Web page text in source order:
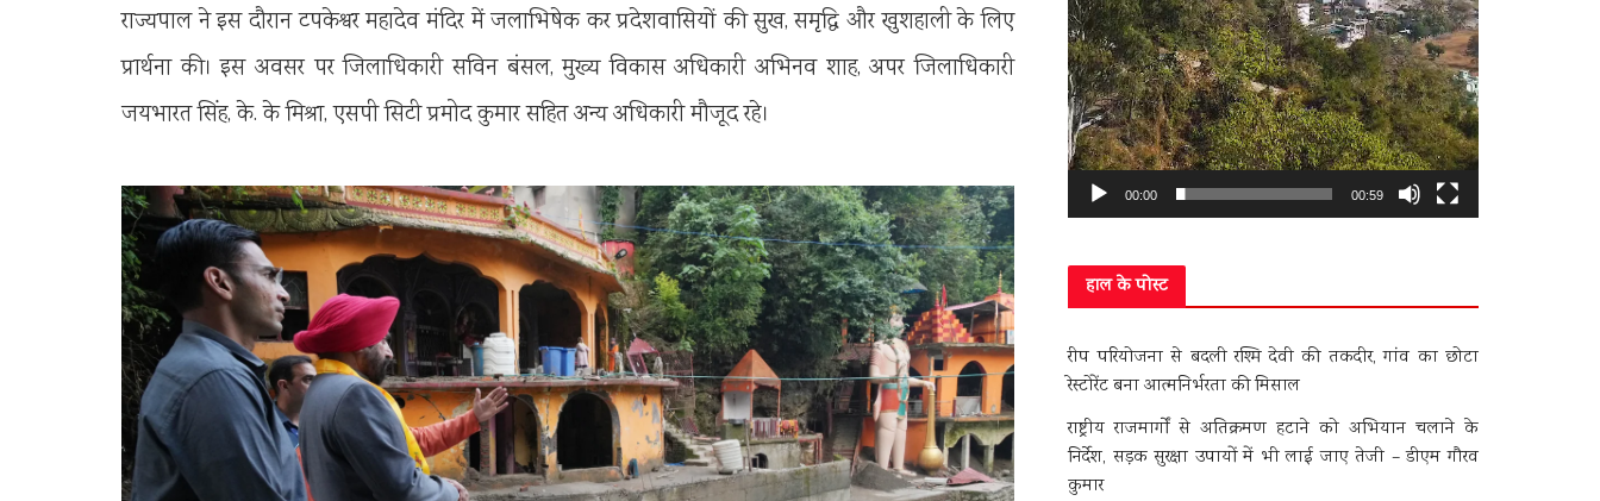
राज्यपाल ने इस दौरान टपकेश्वर महादेव मंदिर में जलाभिषेक कर प्रदेशवासियों की सुख, समृद्धि और खुशहाली के लिए
प्रार्थना की। इस अवसर पर जिलाधिकारी सविन बंसल, मुख्य विकास अधिकारी अभिनव शाह, अपर जिलाधिकारी
जयभारत सिंह, के. के मिश्रा, एसपी सिटी प्रमोद कुमार सहित अन्य अधिकारी मौजूद रहे।
00:00 00:59
हाल के पोस्ट
रीप परियोजना से बदली रश्मि देवी की तकदीर, गांव का छोटा
रेस्टोरेंट बना आत्मनिर्भरता की मिसाल
राष्ट्रीय राजमार्गों से अतिक्रमण हटाने को अभियान चलाने के
निर्देश, सड़क सुरक्षा उपायों में भी लाई जाए तेजी – डीएम गौरव
कुमार